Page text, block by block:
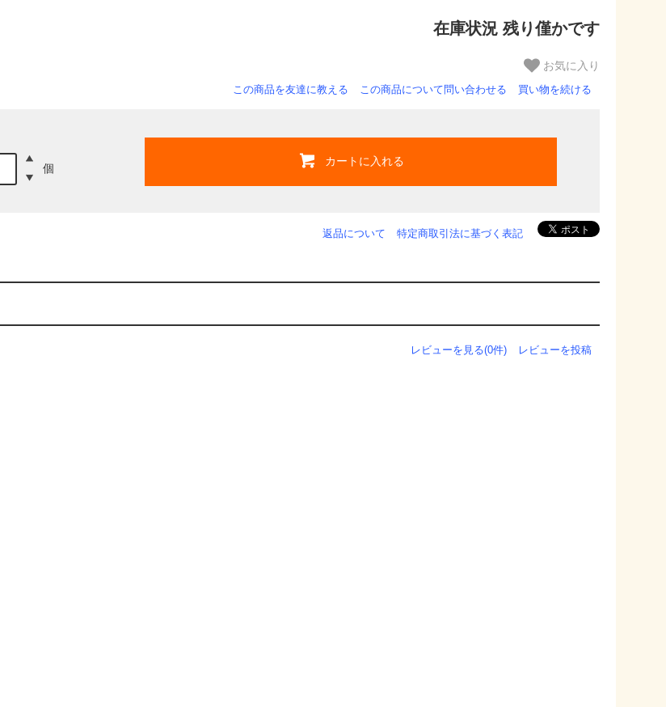
在庫状況 残り僅かです
お気に入り
この商品を友達に教える この商品について問い合わせる 買い物を続ける
個 カートに入れる
返品について 特定商取引法に基づく表記
レビューを見る(0件) レビューを投稿